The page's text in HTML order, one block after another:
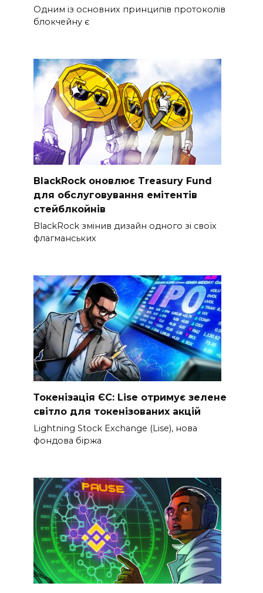
Одним із основних принципів протоколів
блокчейну є
BlackRock оновлює Treasury Fund
для обслуговування емітентів
стейблкойнів
BlackRock змінив дизайн одного зі своїх
флагманських
Токенізація ЄС: Lise отримує зелене
світло для токенізованих акцій
Lightning Stock Exchange (Lise), нова
фондова біржа